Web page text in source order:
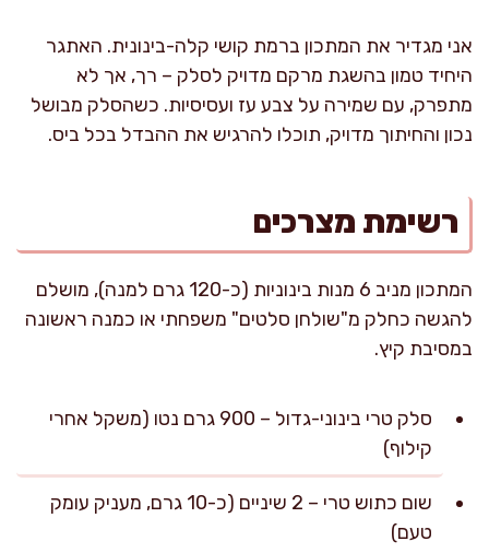
אני מגדיר את המתכון ברמת קושי קלה-בינונית. האתגר
היחיד טמון בהשגת מרקם מדויק לסלק – רך, אך לא
מתפרק, עם שמירה על צבע עז ועסיסיות. כשהסלק מבושל
נכון והחיתוך מדויק, תוכלו להרגיש את ההבדל בכל ביס.
רשימת מצרכים
המתכון מניב 6 מנות בינוניות (כ-120 גרם למנה), מושלם
להגשה כחלק מ"שולחן סלטים" משפחתי או כמנה ראשונה
במסיבת קיץ.
סלק טרי בינוני-גדול – 900 גרם נטו (משקל אחרי
קילוף)
שום כתוש טרי – 2 שיניים (כ-10 גרם, מעניק עומק
טעם)